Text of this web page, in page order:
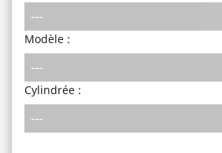
Modèle :
Cylindrée :